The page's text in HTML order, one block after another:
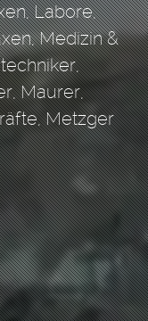
Labore,
Medizin &
Maurer,
Metzger